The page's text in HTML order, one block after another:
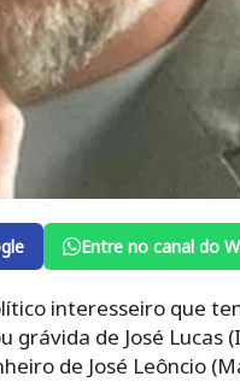
Entre no canal do
interesseiro que
grávida de José
de José Leôncio